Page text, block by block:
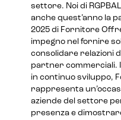
settore. Noi di
anche quest’anno la
2025 di Fornitore
impegno nel fornire
consolidare relazioni
partner commerciali.
in continuo sviluppo,
rappresenta
aziende del settore
presenza e